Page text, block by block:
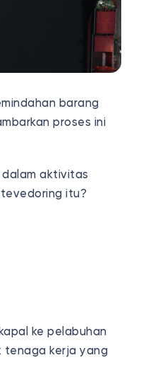
barang
proses ini
aktivitas
itu?
ke pelabuhan
tenaga kerja yang